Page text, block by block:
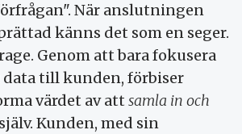
När anslutningen
känns det som en seger.
Genom att bara fokusera
data till kunden, förbiser
värdet av att samla in och
Kunden, med sin